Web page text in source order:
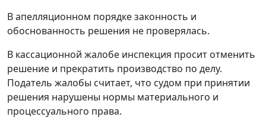
В апелляционном порядке законность и
обоснованность решения не проверялась.
В кассационной жалобе инспекция просит отменить
решение и прекратить производство по делу.
Податель жалобы считает, что судом при принятии
решения нарушены нормы материального и
процессуального права.